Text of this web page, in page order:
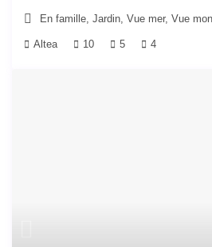
En famille,Jardin,Vue mer,Vue
Altea 10 5 4